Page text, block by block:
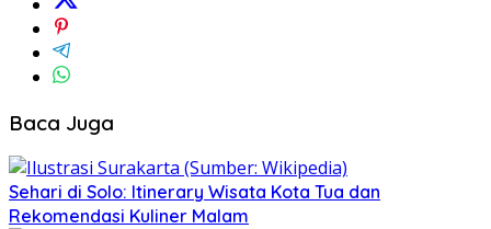
Baca Juga
Sehari di Solo: Itinerary Wisata Kota Tua dan
Rekomendasi Kuliner Malam